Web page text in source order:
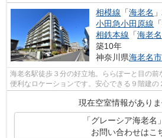
相模線 「海老名
小田急小田原線 「
相鉄本線 「海老名
築10年
神奈川県海老名市
海老名駅徒歩３分の好立地。ららぽーと目の前
便利なロケーションです。安心できる９階建の
向きで、幅の広い窓からは開放的な景...
現在空室情報がありま
「グレーシア海老名
お問い合わせはこ